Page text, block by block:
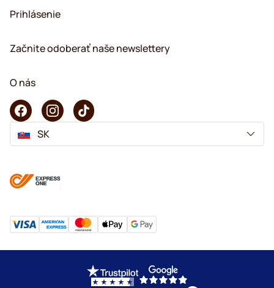
Prihlásenie
Začnite odoberať naše newslettery
O nás
SK